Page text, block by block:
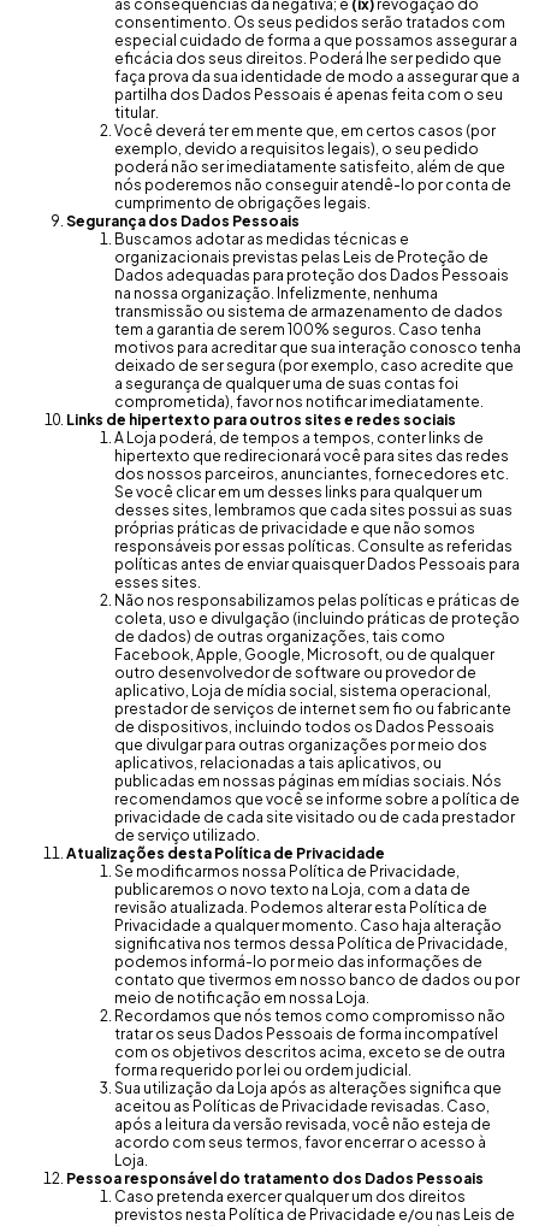
as consequências da negativa; e (ix) revogação do
consentimento. Os seus pedidos serão tratados com
especial cuidado de forma a que possamos assegurar a
eficácia dos seus direitos. Poderá lhe ser pedido que
faça prova da sua identidade de modo a assegurar que a
partilha dos Dados Pessoais é apenas feita com o seu
titular.
Você deverá ter em mente que, em certos casos (por
exemplo, devido a requisitos legais), o seu pedido
poderá não ser imediatamente satisfeito, além de que
nós poderemos não conseguir atendê-lo por conta de
cumprimento de obrigações legais.
Segurança dos Dados Pessoais
Buscamos adotar as medidas técnicas e
organizacionais previstas pelas Leis de Proteção de
Dados adequadas para proteção dos Dados Pessoais
na nossa organização. Infelizmente, nenhuma
transmissão ou sistema de armazenamento de dados
tem a garantia de serem 100% seguros. Caso tenha
motivos para acreditar que sua interação conosco tenha
deixado de ser segura (por exemplo, caso acredite que
a segurança de qualquer uma de suas contas foi
comprometida), favor nos notificar imediatamente.
Links de hipertexto para outros sites e redes sociais
A Loja poderá, de tempos a tempos, conter links de
hipertexto que redirecionará você para sites das redes
dos nossos parceiros, anunciantes, fornecedores etc.
Se você clicar em um desses links para qualquer um
desses sites, lembramos que cada sites possui as suas
próprias práticas de privacidade e que não somos
responsáveis por essas políticas. Consulte as referidas
políticas antes de enviar quaisquer Dados Pessoais para
esses sites.
Não nos responsabilizamos pelas políticas e práticas de
coleta, uso e divulgação (incluindo práticas de proteção
de dados) de outras organizações, tais como
Facebook, Apple, Google, Microsoft, ou de qualquer
outro desenvolvedor de software ou provedor de
aplicativo, Loja de mídia social, sistema operacional,
prestador de serviços de internet sem fio ou fabricante
de dispositivos, incluindo todos os Dados Pessoais
que divulgar para outras organizações por meio dos
aplicativos, relacionadas a tais aplicativos, ou
publicadas em nossas páginas em mídias sociais. Nós
recomendamos que você se informe sobre a política de
privacidade de cada site visitado ou de cada prestador
de serviço utilizado.
Atualizações desta Política de Privacidade
Se modificarmos nossa Política de Privacidade,
publicaremos o novo texto na Loja, com a data de
revisão atualizada. Podemos alterar esta Política de
Privacidade a qualquer momento. Caso haja alteração
significativa nos termos dessa Política de Privacidade,
podemos informá-lo por meio das informações de
contato que tivermos em nosso banco de dados ou por
meio de notificação em nossa Loja.
Recordamos que nós temos como compromisso não
tratar os seus Dados Pessoais de forma incompatível
com os objetivos descritos acima, exceto se de outra
forma requerido por lei ou ordem judicial.
Sua utilização da Loja após as alterações significa que
aceitou as Políticas de Privacidade revisadas. Caso,
após a leitura da versão revisada, você não esteja de
acordo com seus termos, favor encerrar o acesso à
Loja.
Pessoa responsável do tratamento dos Dados Pessoais
Caso pretenda exercer qualquer um dos direitos
previstos nesta Política de Privacidade e/ou nas Leis de